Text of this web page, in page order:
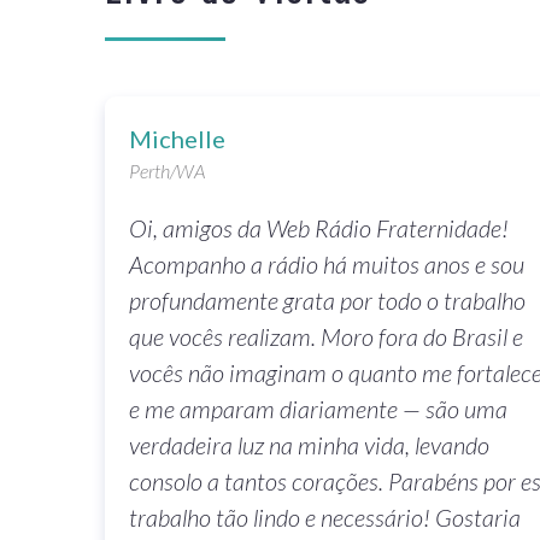
Michelle
Perth/WA
Oi, amigos da Web Rádio Fraternidade!
Acompanho a rádio há muitos anos e sou
profundamente grata por todo o trabalho
que vocês realizam. Moro fora do Brasil e
vocês não imaginam o quanto me
e me amparam diariamente — são uma
verdadeira luz na minha vida, levando
consolo a tantos corações. Parabéns por
trabalho tão lindo e necessário! Gostaria